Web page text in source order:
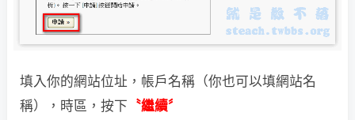
填入你的網站位址，帳戶名稱（你也可以填網站名
稱），時區，按下
〝繼續〞